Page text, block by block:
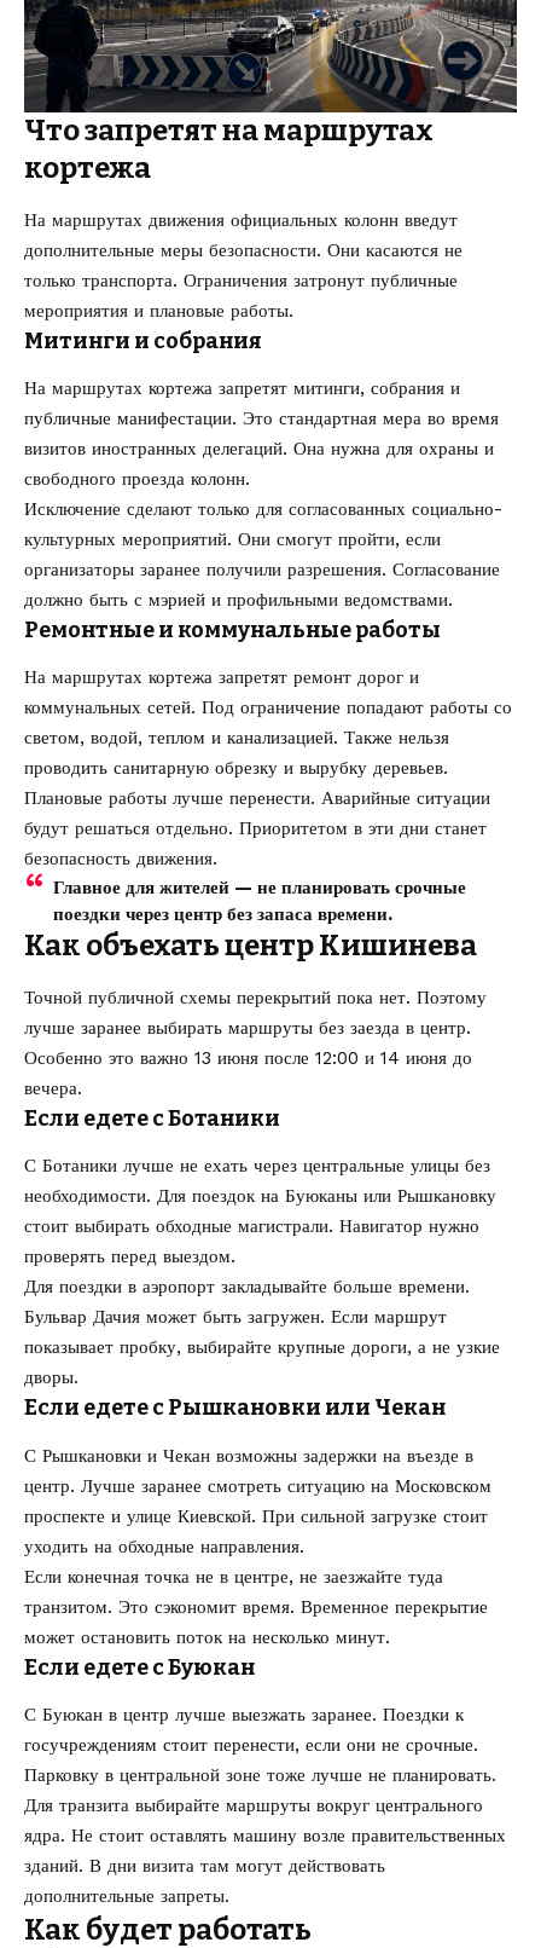
Что запретят на маршрутах
кортежа
На маршрутах движения официальных колонн введут
дополнительные меры безопасности. Они касаются не
только транспорта. Ограничения затронут публичные
мероприятия и плановые работы.
Митинги и собрания
На маршрутах кортежа запретят митинги, собрания и
публичные манифестации. Это стандартная мера во время
визитов иностранных делегаций. Она нужна для охраны и
свободного проезда колонн.
Исключение сделают только для согласованных социально-
культурных мероприятий. Они смогут пройти, если
организаторы заранее получили разрешения. Согласование
должно быть с мэрией и профильными ведомствами.
Ремонтные и коммунальные работы
На маршрутах кортежа запретят ремонт дорог и
коммунальных сетей. Под ограничение попадают работы со
светом, водой, теплом и канализацией. Также нельзя
проводить санитарную обрезку и вырубку деревьев.
Плановые работы лучше перенести. Аварийные ситуации
будут решаться отдельно. Приоритетом в эти дни станет
безопасность движения.
Главное для жителей — не планировать срочные
поездки через центр без запаса времени.
Как объехать центр Кишинева
Точной публичной схемы перекрытий пока нет. Поэтому
лучше заранее выбирать маршруты без заезда в центр.
Особенно это важно 13 июня после 12:00 и 14 июня до
вечера.
Если едете с Ботаники
С Ботаники лучше не ехать через центральные улицы без
необходимости. Для поездок на Буюканы или Рышкановку
стоит выбирать обходные магистрали. Навигатор нужно
проверять перед выездом.
Для поездки в аэропорт закладывайте больше времени.
Бульвар Дачия может быть загружен. Если маршрут
показывает пробку, выбирайте крупные дороги, а не узкие
дворы.
Если едете с Рышкановки или Чекан
С Рышкановки и Чекан возможны задержки на въезде в
центр. Лучше заранее смотреть ситуацию на Московском
проспекте и улице Киевской. При сильной загрузке стоит
уходить на обходные направления.
Если конечная точка не в центре, не заезжайте туда
транзитом. Это сэкономит время. Временное перекрытие
может остановить поток на несколько минут.
Если едете с Буюкан
С Буюкан в центр лучше выезжать заранее. Поездки к
госучреждениям стоит перенести, если они не срочные.
Парковку в центральной зоне тоже лучше не планировать.
Для транзита выбирайте маршруты вокруг центрального
ядра. Не стоит оставлять машину возле правительственных
зданий. В дни визита там могут действовать
дополнительные запреты.
Как будет работать